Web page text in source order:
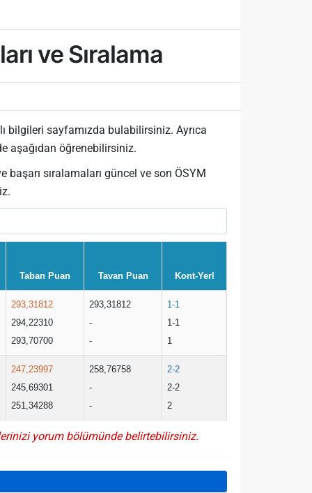
ve Sıralama
bilgileri sayfamızda bulabilirsiniz. Ayrıca
aşağıdan öğrenebilirsiniz.
sıralamaları güncel ve son ÖSYM
Taban Puan Tavan Puan Kont-Yerl
293,31812
294,22310
293,70700
293,31812
-
-
1-1
1-1
1
247,23997
245,69301
251,34288
258,76758
-
-
2-2
2-2
2
yorum bölümünde belirtebilirsiniz.